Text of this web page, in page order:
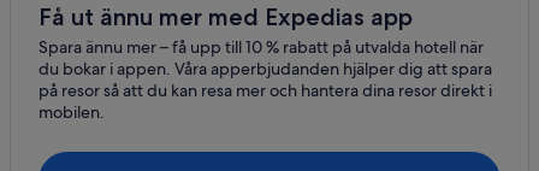
Få ut ännu mer med Expedias app
Spara ännu mer – få upp till 10 % rabatt på utvalda hotell när
du bokar i appen. Våra apperbjudanden hjälper dig att spara
på resor så att du kan resa mer och hantera dina resor direkt i
mobilen.